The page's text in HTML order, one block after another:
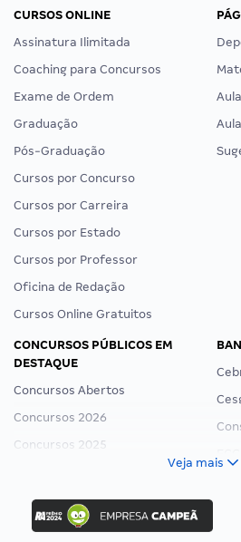
CURSOS ONLINE
Assinatura Ilimitada
Coaching para Concursos
Exame de Ordem
Graduação
Pós-Graduação
Cursos por Concurso
Cursos por Carreira
Cursos por Estado
Cursos por Professor
Oficina de Redação
Cursos Online Gratuitos
CONCURSOS PÚBLICOS EM
DESTAQUE
Concursos Abertos
Concursos 2026
Concursos 2025
Concurso Ibama
Concurso MPU
Veja mais